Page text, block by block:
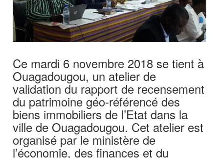
Ce mardi 6 novembre 2018 se tient à
Ouagadougou, un atelier de
validation du rapport de recensement
du patrimoine géo-référencé des
biens immobiliers de l’Etat dans la
ville de Ouagadougou. Cet atelier est
organisé par le ministère de
l’économie, des finances et du